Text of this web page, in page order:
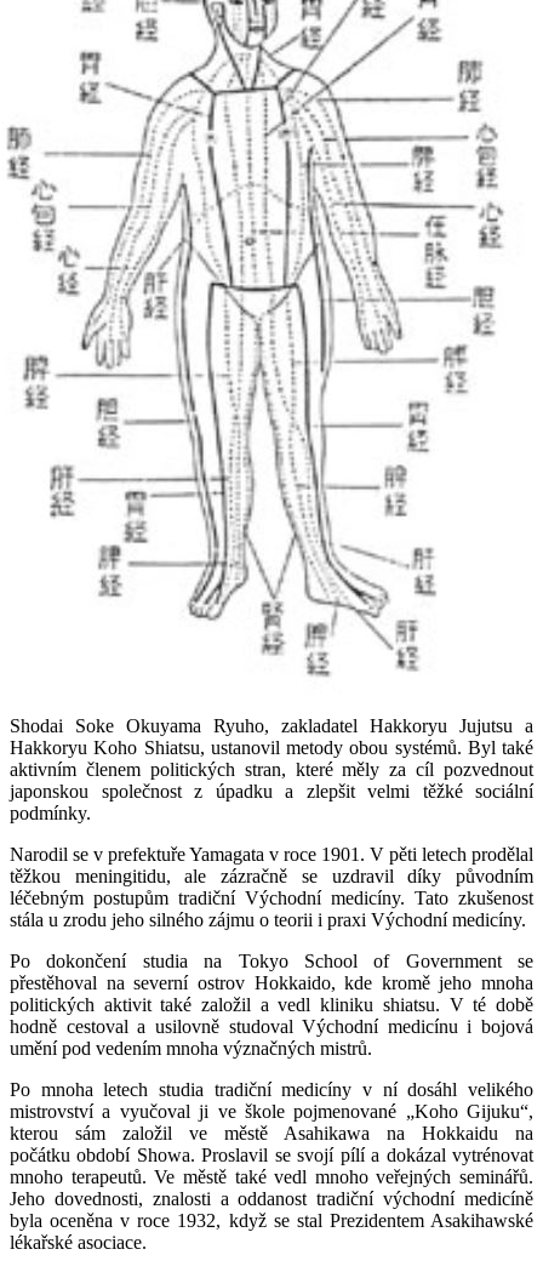
Shodai Soke Okuyama Ryuho, zakladatel Hakkoryu Jujutsu a
Hakkoryu Koho Shiatsu, ustanovil metody obou systémů. Byl také
aktivním členem politických stran, které měly za cíl pozvednout
japonskou společnost z úpadku a zlepšit velmi těžké sociální
podmínky.
Narodil se v prefektuře Yamagata v roce 1901. V pěti letech prodělal
těžkou meningitidu, ale zázračně se uzdravil díky původním
léčebným postupům tradiční Východní medicíny. Tato zkušenost
stála u zrodu jeho silného zájmu o teorii i praxi Východní medicíny.
Po dokončení studia na Tokyo School of Government se
přestěhoval na severní ostrov Hokkaido, kde kromě jeho mnoha
politických aktivit také založil a vedl kliniku shiatsu. V té době
hodně cestoval a usilovně studoval Východní medicínu i bojová
umění pod vedením mnoha význačných mistrů.
Po mnoha letech studia tradiční medicíny v ní dosáhl velikého
mistrovství a vyučoval ji ve škole pojmenované „Koho Gijuku“,
kterou sám založil ve městě Asahikawa na Hokkaidu na
počátku období Showa. Proslavil se svojí pílí a dokázal vytrénovat
mnoho terapeutů. Ve městě také vedl mnoho veřejných seminářů.
Jeho dovednosti, znalosti a oddanost tradiční východní medicíně
byla oceněna v roce 1932, když se stal Prezidentem Asakihawské
lékařské asociace.